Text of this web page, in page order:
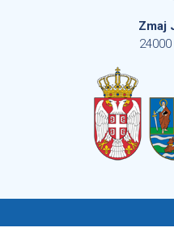
Zmaj